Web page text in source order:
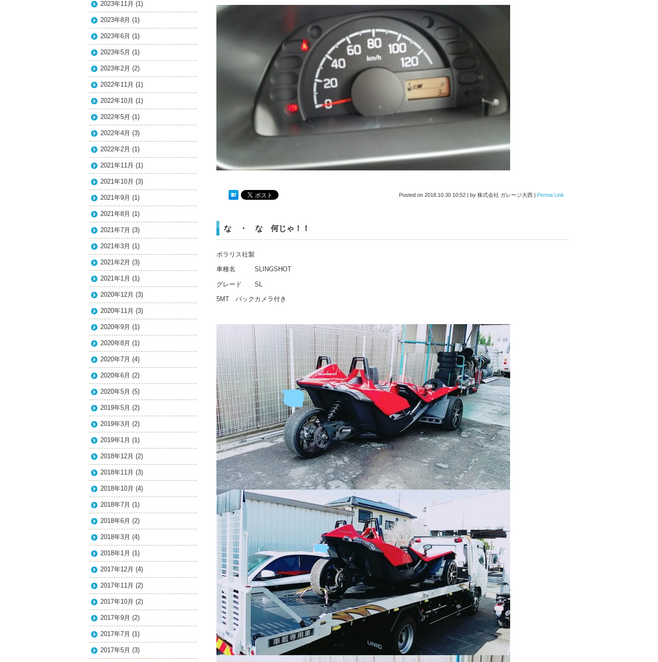
Posted on 2018.10.30 10:52 | by 株式会社 ガレージ大西 | Perma Link
な ・ な 何じゃ！！
ポラリス社製
車種名 SLINGSHOT
グレード SL
5MT バックカメラ付き
2023年11月 (1)
2023年8月 (1)
2023年6月 (1)
2023年5月 (1)
2023年2月 (2)
2022年11月 (1)
2022年10月 (1)
2022年5月 (1)
2022年4月 (3)
2022年2月 (1)
2021年11月 (1)
2021年10月 (3)
2021年9月 (1)
2021年8月 (1)
2021年7月 (3)
2021年3月 (1)
2021年2月 (3)
2021年1月 (1)
2020年12月 (3)
2020年11月 (3)
2020年9月 (1)
2020年8月 (1)
2020年7月 (4)
2020年6月 (2)
2020年5月 (5)
2019年5月 (2)
2019年3月 (2)
2019年1月 (1)
2018年12月 (2)
2018年11月 (3)
2018年10月 (4)
2018年7月 (1)
2018年6月 (2)
2018年3月 (4)
2018年1月 (1)
2017年12月 (4)
2017年11月 (2)
2017年10月 (2)
2017年9月 (2)
2017年7月 (1)
2017年5月 (3)